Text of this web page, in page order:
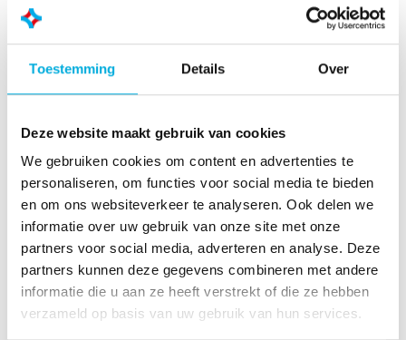
Toestemming Details Over
Deze website maakt gebruik van cookies
We gebruiken cookies om content en advertenties te
personaliseren, om functies voor social media te bieden
en om ons websiteverkeer te analyseren. Ook delen we
informatie over uw gebruik van onze site met onze
partners voor social media, adverteren en analyse. Deze
partners kunnen deze gegevens combineren met andere
informatie die u aan ze heeft verstrekt of die ze hebben
verzameld op basis van uw gebruik van hun services.
Batenburg Magion kan voorzien in uw
trainingsbehoefte voor Historians, Data Service Layers
verschaffen op producten van OSIsoft of van
specifieke applicaties. Niet alleen kunnen wij de basis
training geven in de producten en applicaties, ook
kunnen wij trainingen verzorgen in het inrichten en
structureren van Data Service Layers, tag templates, in
het bouwen van effectieve portals, en in het effectief
structureren van enterprise productie netwerken.